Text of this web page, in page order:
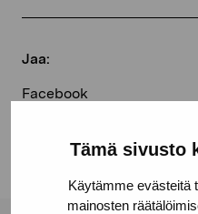
Tämä sivusto
Käytämme evästeitä
mainosten
Jaa:
Facebook